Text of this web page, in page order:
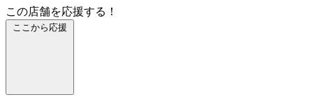
この店舗を応援する！
ここから応援